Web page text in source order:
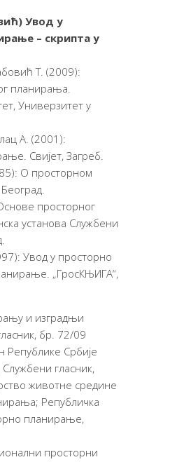
Увод у
– скрипта у
Т. (2009):
планирања.
Универзитет у
А. (2001):
Свијет, Загреб.
О просторном
просторног
установа Службени
Увод у просторно
„ГросКЊИГА“,
и изградњи
бр. 72/09
Републике Србије
гласник,
животне средине
Републичка
планирање,
просторни